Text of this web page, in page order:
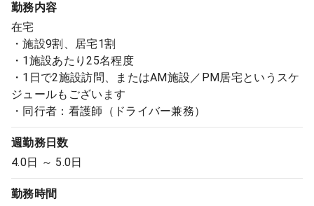
勤務内容
在宅
・施設9割、居宅1割
・1施設あたり25名程度
・1日で2施設訪問、またはAM施設／PM居宅というスケ
ジュールもございます
・同行者：看護師（ドライバー兼務）
週勤務日数
4.0日 ～ 5.0日
勤務時間